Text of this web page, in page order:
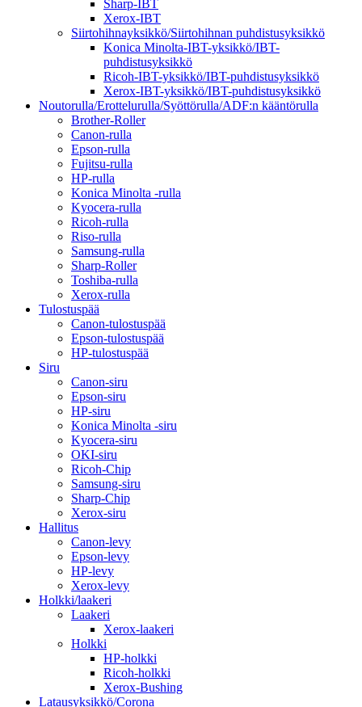
Sharp-IBT
Xerox-IBT
Siirtohihnayksikkö/Siirtohihnan puhdistusyksikkö
Konica Minolta-IBT-yksikkö/IBT-
puhdistusyksikkö
Ricoh-IBT-yksikkö/IBT-puhdistusyksikkö
Xerox-IBT-yksikkö/IBT-puhdistusyksikkö
Noutorulla/Erottelurulla/Syöttörulla/ADF:n kääntörulla
Brother-Roller
Canon-rulla
Epson-rulla
Fujitsu-rulla
HP-rulla
Konica Minolta -rulla
Kyocera-rulla
Ricoh-rulla
Riso-rulla
Samsung-rulla
Sharp-Roller
Toshiba-rulla
Xerox-rulla
Tulostuspää
Canon-tulostuspää
Epson-tulostuspää
HP-tulostuspää
Siru
Canon-siru
Epson-siru
HP-siru
Konica Minolta -siru
Kyocera-siru
OKI-siru
Ricoh-Chip
Samsung-siru
Sharp-Chip
Xerox-siru
Hallitus
Canon-levy
Epson-levy
HP-levy
Xerox-levy
Holkki/laakeri
Laakeri
Xerox-laakeri
Holkki
HP-holkki
Ricoh-holkki
Xerox-Bushing
Latausyksikkö/Corona